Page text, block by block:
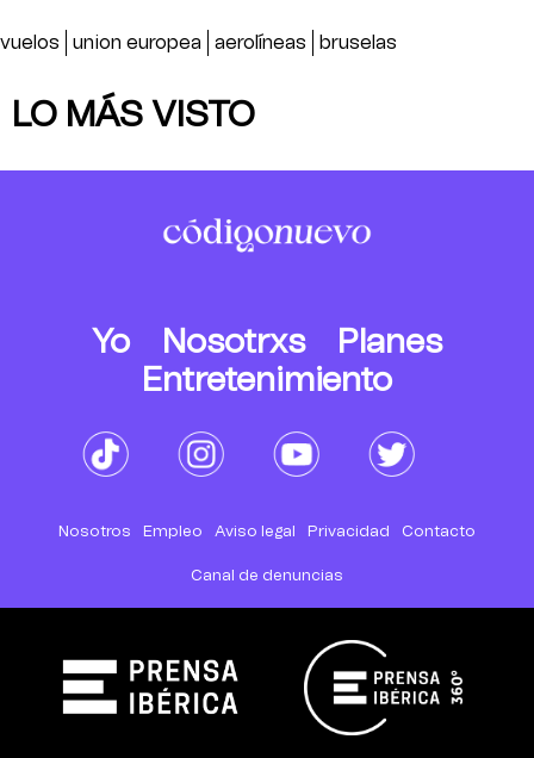
vuelos union europea aerolíneas bruselas
LO MÁS VISTO
Yo Nosotrxs
Planes
Entretenimiento
Nosotros Empleo Aviso legal Privacidad Contacto
Canal de denuncias